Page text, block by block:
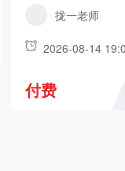
拢一老师
2026-08-14
付费